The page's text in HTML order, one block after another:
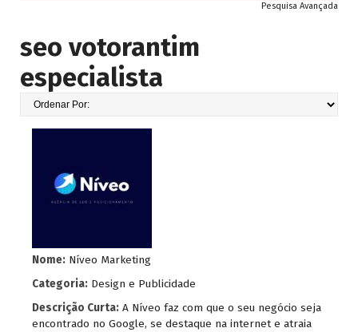
Pesquisa Avançada
seo votorantim
especialista
Nome: Níveo Marketing
Categoria: Design e Publicidade
Descrição Curta: A Níveo faz com que o seu negócio seja
encontrado no Google, se destaque na internet e atraia